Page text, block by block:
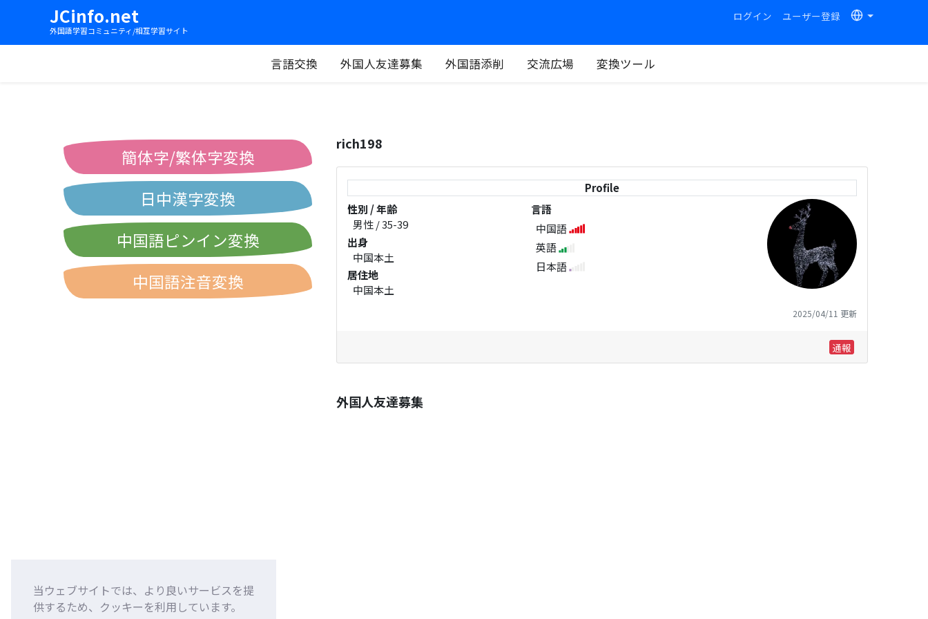
当ウェブサイトでは、より良いサービスを提
供するため、クッキーを利用しています。
JCinfo.net
外国語学習コミュニティ/相互学習サイト
ログイン ユーザー登録
言語交換 外国人友達募集 外国語添削 交流広場 変換ツール
rich198
Profile
性別 / 年齢
男性 / 35-39
出身
中国本土
居住地
中国本土
言語
中国語
英語
日本語
2025/04/11 更新
通報
外国人友達募集
簡体字/繁体字変換
日中漢字変換
中国語ピンイン変換
中国語注音変換